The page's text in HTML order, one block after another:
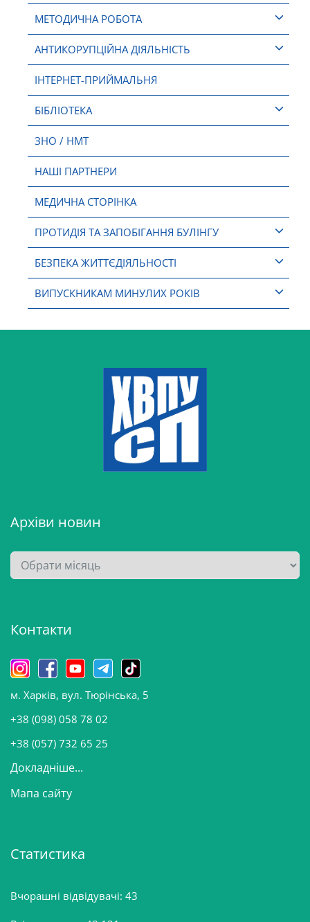
МЕТОДИЧНА РОБОТА
АНТИКОРУПЦІЙНА ДІЯЛЬНІСТЬ
ІНТЕРНЕТ-ПРИЙМАЛЬНЯ
БІБЛІОТЕКА
ЗНО / НМТ
НАШІ ПАРТНЕРИ
МЕДИЧНА СТОРІНКА
ПРОТИДІЯ ТА ЗАПОБІГАННЯ БУЛІНГУ
БЕЗПЕКА ЖИТТЄДІЯЛЬНОСТІ
ВИПУСКНИКАМ МИНУЛИХ РОКІВ
Архіви новин
А
р
в
н
о
в
и
Контакти
м. Харків, вул. Тюрінська, 5
+38 (098) 058 78 02
+38 (057) 732 65 25
Докладніше...
Мапа сайту
Статистика
Вчорашні відвідувачі: 43